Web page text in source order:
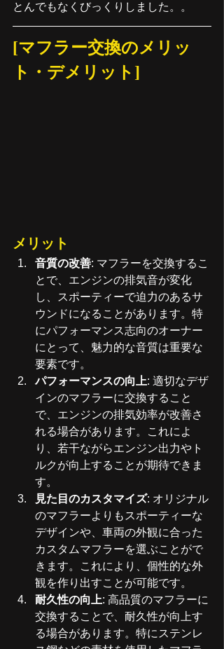
とんでもなくびっくりしました。。
[マフラー交換のメリッ
ト・デメリット]
メリット
音質の改善: マフラーを交換するこ
とで、エンジンの排気音が変化
し、スポーティーで迫力のあるサ
ウンドになることがあります。特
にパフォーマンス志向のオーナー
にとって、魅力的な音質は重要な
要素です。
パフォーマンスの向上: 適切なデザ
インのマフラーに交換すること
で、エンジンの排気効率が改善さ
れる場合があります。これによ
り、若干ながらエンジン出力やト
ルクが向上することが期待できま
す。
見た目のカスタマイズ: オリジナル
のマフラーよりもスポーティーな
デザインや、車両の外観に合った
カスタムマフラーを選ぶことがで
きます。これにより、個性的な外
観を作り出すことが可能です。
耐久性の向上: 高品質のマフラーに
交換することで、耐久性が向上す
る場合があります。特にステンレ